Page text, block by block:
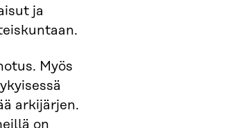
ja
Myös
arkijärjen.
on